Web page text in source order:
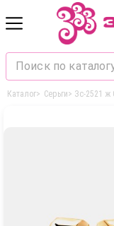
Каталог> Серьги> Зс-2521 ж